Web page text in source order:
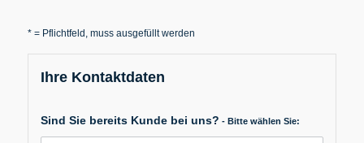
* = Pflichtfeld, muss ausgefüllt werden
Ihre Kontaktdaten
Sind Sie bereits Kunde bei uns? - Bitte wählen Sie: